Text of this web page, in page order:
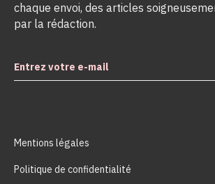
chaque envoi, des articles
par la rédaction.
Mentions légales
Politique de confidentialité